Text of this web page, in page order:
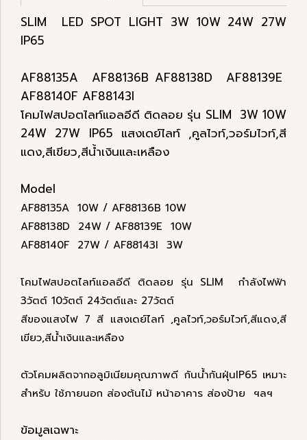
SLIM LED SPOT LIGHT 3W 10W 24W 27W
IP65
AF88135A AF88136B AF88138D AF88139E
AF88140F AF88143I
โคมไฟสปอตไลท์แอลอีดี ติดลอย รุ่น SLIM 3W 10W
24W 27W IP65 แสงเดย์ไลท์ ,คูลไวท์,วอร์มไวท์,สี
แดง,สีเขียว,สีน้ำเงินและเหลือง
Model
AF88135A 10W / AF88136B 10W
AF88138D 24W / AF88139E 10W
AF88140F 27W / AF88143I 3W
โคมไฟสปอตไลท์แอลอีดี ติดลอย รุ่น SLIM กำลังไฟฟ้า
3วัตต์ 10วัตต์ 24วัตต์และ 27วัตต์
สีของแสงไฟ 7 สี แสงเดย์ไลท์ ,คูลไวท์,วอร์มไวท์,สีแดง,สี
เขียว,สีน้ำเงินและเหลือง
ตัวโคมผลิตจากอลูมิเนียมคุณภาพดี กันน้ำกันฝุ่นIP65 เหมาะ
สำหรับ ใช้ภายนอก ส่องต้นไม้ หน้าอาคาร ส่องป้าย ฯลฯ
ข้อมูลเฉพาะ